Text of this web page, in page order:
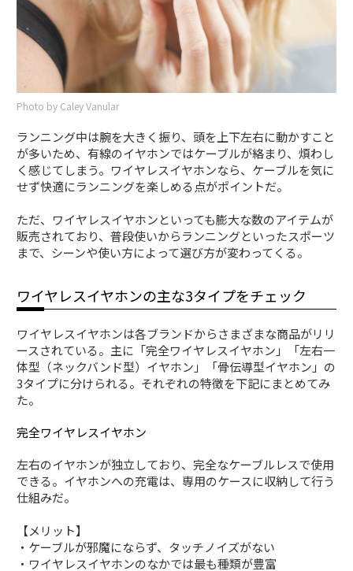
Photo by Caley Vanular
ランニング中は腕を大きく振り、頭を上下左右に動かすこと
が多いため、有線のイヤホンではケーブルが絡まり、煩わし
く感じてしまう。ワイヤレスイヤホンなら、ケーブルを気に
せず快適にランニングを楽しめる点がポイントだ。
ただ、ワイヤレスイヤホンといっても膨大な数のアイテムが
販売されており、普段使いからランニングといったスポーツ
まで、シーンや使い方によって選び方が変わってくる。
ワイヤレスイヤホンの主な3タイプをチェック
ワイヤレスイヤホンは各ブランドからさまざまな商品がリリ
ースされている。主に「完全ワイヤレスイヤホン」「左右一
体型（ネックバンド型）イヤホン」「骨伝導型イヤホン」の
3タイプに分けられる。それぞれの特徴を下記にまとめてみ
た。
完全ワイヤレスイヤホン
左右のイヤホンが独立しており、完全なケーブルレスで使用
できる。イヤホンへの充電は、専用のケースに収納して行う
仕組みだ。
【メリット】
・ケーブルが邪魔にならず、タッチノイズがない
・ワイヤレスイヤホンのなかでは最も種類が豊富